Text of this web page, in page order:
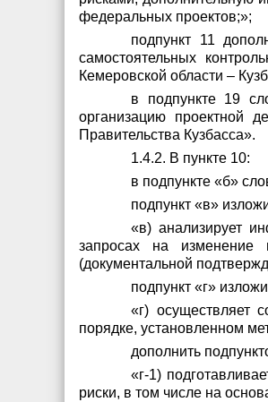
федеральных проектов;»;
подпункт 11
самостоятельных
Кемеровской области –
в подпункте 19
организацию проектной
Правительства Кузбасса».
1.4.2. В пункте 10:
в подпункте «б»
подпункт «в»
«в) анализирует
запросах на изменение
(документальной
подпункт «г»
«г) осуществляет
порядке, установленном
дополнить
«г-1)
риски, в том числе на